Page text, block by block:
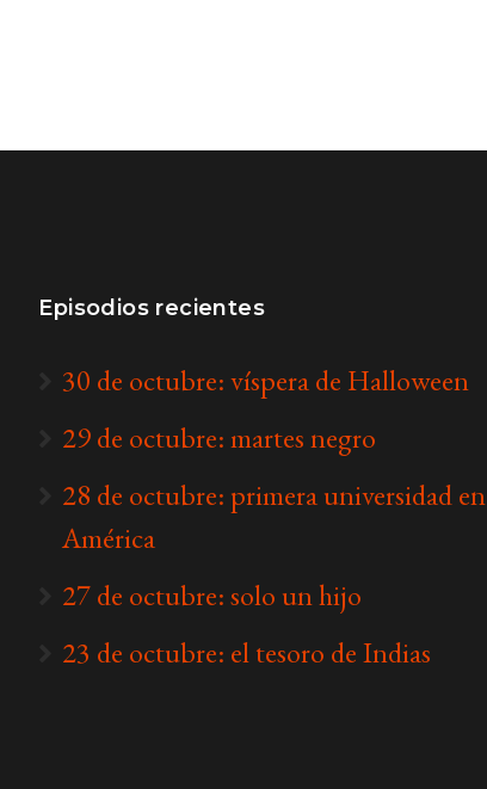
Episodios recientes
30 de octubre: víspera de Halloween
29 de octubre: martes negro
28 de octubre: primera universidad en
América
27 de octubre: solo un hijo
23 de octubre: el tesoro de Indias